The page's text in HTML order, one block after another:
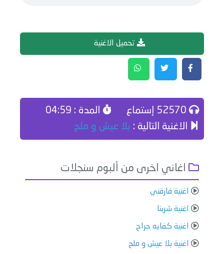
تحميل الاغنية
المدة : 04:59
الاغنية التالية : بلا عيش و ملح
اغاني اخرى من ألبوم سنجلات
اغنية فارقني
اغنية شربنا
اغنية كفايه جراح
اغنية بلا عيش و ملح